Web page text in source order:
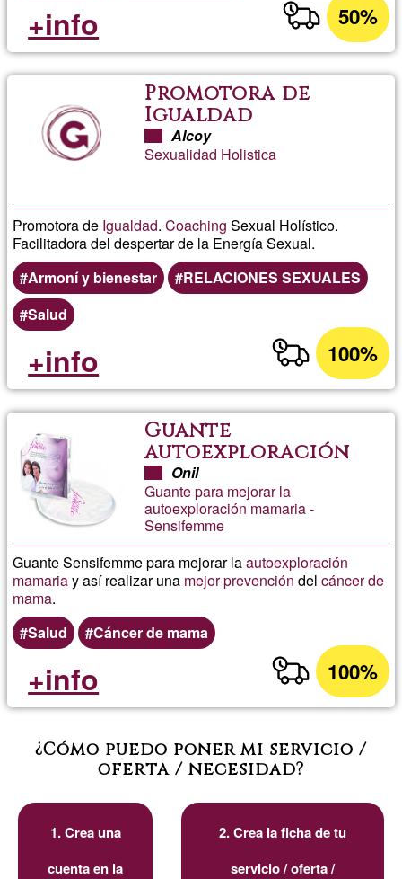
50%
+info
Promotora de
Igualdad
Alcoy
Sexualidad Holistica
Promotora de Igualdad.Coaching Sexual Holístico.
Facilitadora del despertar de la Energía Sexual.
Armoní y bienestar
RELACIONES SEXUALES
Salud
100%
+info
Guante
autoexploración
mamaria
Onil
Guante para mejorar la
autoexploración mamaria -
Sensifemme
Guante Sensifemme para mejorar laautoexploración
mamariay así realizar una mejorprevención delcáncer de
mama.
Salud
Cáncer de mama
100%
+info
¿Cómo puedo poner mi servicio /
oferta / necesidad?
1. Crea una
cuenta en la
2. Crea la ficha de tu
servicio / oferta /